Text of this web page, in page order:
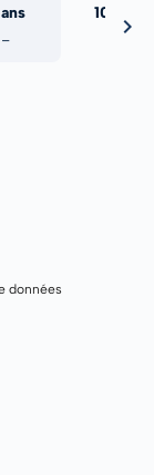
-
10 ans
données